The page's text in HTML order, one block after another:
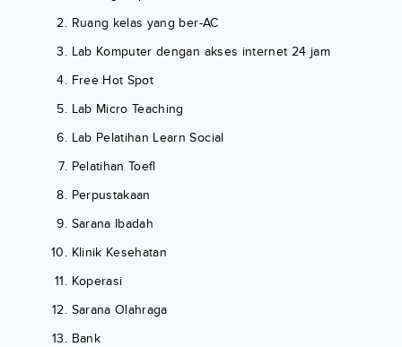
Ruang kelas yang ber-AC
Lab Komputer dengan akses internet 24 jam
Free Hot Spot
Lab Micro Teaching
Lab Pelatihan Learn Social
Pelatihan Toefl
Perpustakaan
Sarana Ibadah
Klinik Kesehatan
Koperasi
Sarana Olahraga
Bank